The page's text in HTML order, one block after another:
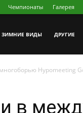
Чемпионаты Галерея
ЗИМНИЕ ВИДЫ ДРУГИЕ
Hypomeeting
в